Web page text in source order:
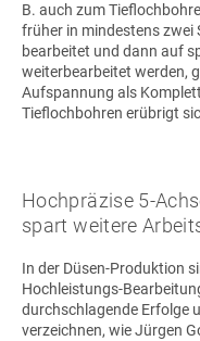
B. auch zum
früher in mindestens zwei
bearbeitet und dann auf
weiterbearbeitet werden,
Aufspannung als
Tieflochbohren erübrigt
Hochpräzise 5-
spart weitere
In der Düsen-Produktion
Hochleistungs-
durchschlagende Erfolge
verzeichnen, wie Jürgen